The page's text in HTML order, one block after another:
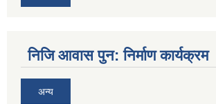
निजि आवास पुन: निर्माण कार्यक्रम
अन्य